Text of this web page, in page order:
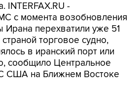
INTERFAX.RU -
с момента возобновления
Ирана перехватили уже 51
торговое судно,
в иранский порт или
сообщило Центральное
США на Ближнем Востоке